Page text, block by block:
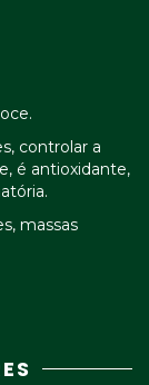
controlar a
é antioxidante,
massas